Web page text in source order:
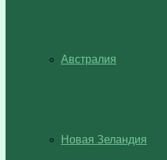
Австралия
Новая Зеландия